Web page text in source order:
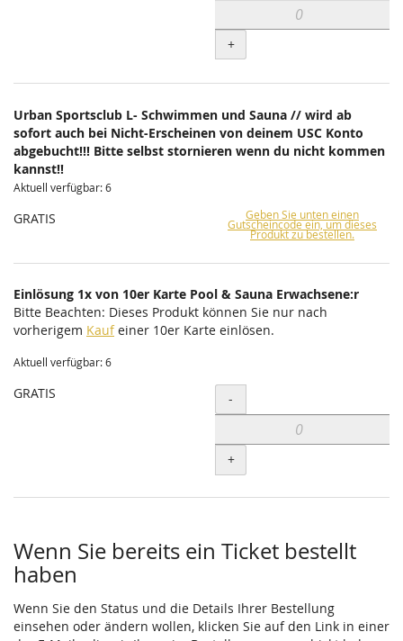
+
Urban Sportsclub L- Schwimmen und Sauna // wird ab
sofort auch bei Nicht-Erscheinen von deinem USC Konto
abgebucht!!! Bitte selbst stornieren wenn du nicht kommen
kannst!!
Aktuell verfügbar: 6
GRATIS Geben Sie unten einen
Gutscheincode ein, um dieses
Produkt zu bestellen.
Einlösung 1x von 10er Karte Pool & Sauna Erwachsene:r
Bitte Beachten: Dieses Produkt können Sie nur nach
vorherigem Kaufeiner 10er Karte einlösen.
Aktuell verfügbar: 6
GRATIS Menge
-
+
Wenn Sie bereits ein Ticket bestellt
haben
Wenn Sie den Status und die Details Ihrer Bestellung
einsehen oder ändern wollen, klicken Sie auf den Link in einer